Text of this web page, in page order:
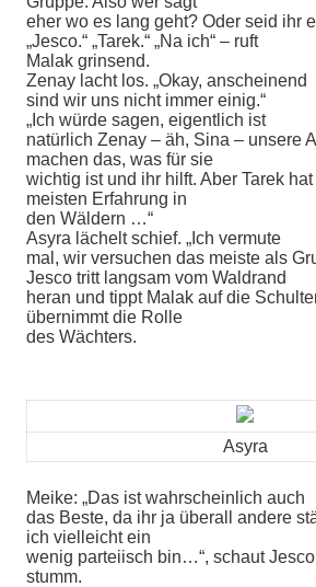
eher wo es lang geht? Oder seid ihr
„Jesco.“ „Tarek.“ „Na ich“ – ruft
Malak grinsend.
Zenay lacht los. „Okay, anscheinend
sind wir uns nicht immer einig.“
„Ich würde sagen, eigentlich ist
natürlich Zenay – äh, Sina – unsere
machen das, was für sie
wichtig ist und ihr hilft. Aber Tarek
meisten Erfahrung in
den Wäldern …“
Asyra lächelt schief. „Ich vermute
mal, wir versuchen das meiste als
Jesco tritt langsam vom Waldrand
heran und tippt Malak auf die
übernimmt die Rolle
des Wächters.
Asyra
Meike: „Das ist wahrscheinlich auch
das Beste, da ihr ja überall andere
ich vielleicht ein
wenig parteiisch bin…“, schaut
stumm.